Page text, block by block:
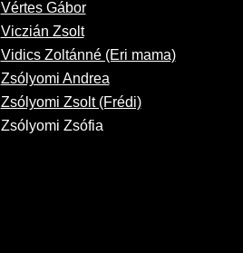
Vértes Gábor
Viczián Zsolt
Vidics Zoltánné (Eri mama)
Zsólyomi Andrea
Zsólyomi Zsolt (Frédi)
Zsólyomi Zsófia